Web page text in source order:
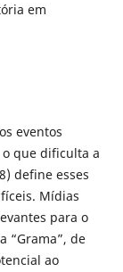
em
eventos
que dificulta a
define esses
Mídias
para o
“Grama”, de
ao